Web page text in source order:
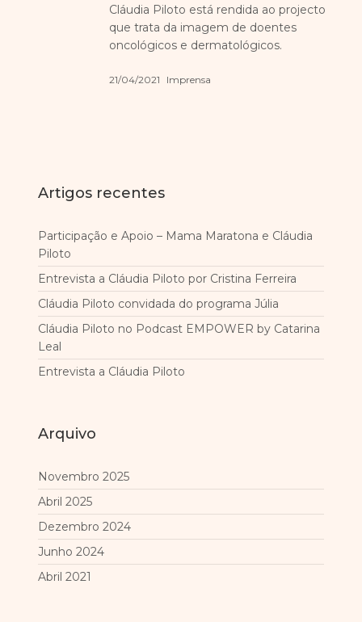
Cláudia Piloto está rendida ao projecto
que trata da imagem de doentes
oncológicos e dermatológicos.
21/04/2021 Imprensa
Artigos recentes
Participação e Apoio – Mama Maratona e Cláudia
Piloto
Entrevista a Cláudia Piloto por Cristina Ferreira
Cláudia Piloto convidada do programa Júlia
Cláudia Piloto no Podcast EMPOWER by Catarina
Leal
Entrevista a Cláudia Piloto
Arquivo
Novembro 2025
Abril 2025
Dezembro 2024
Junho 2024
Abril 2021